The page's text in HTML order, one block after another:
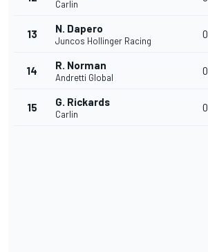
Carlin
13 N. Dapero
Juncos Hollinger Racing
0
14 R. Norman
Andretti Global
0
15 G. Rickards
Carlin
0